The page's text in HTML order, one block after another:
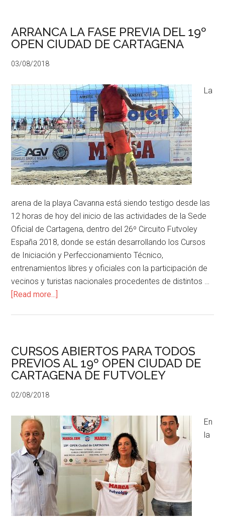
ARRANCA LA FASE PREVIA DEL 19º
OPEN CIUDAD DE CARTAGENA
03/08/2018
La
arena de la playa Cavanna está siendo testigo desde las
12 horas de hoy del inicio de las actividades de la Sede
Oficial de Cartagena, dentro del 26º Circuito Futvoley
España 2018, donde se están desarrollando los Cursos
de Iniciación y Perfeccionamiento Técnico,
entrenamientos libres y oficiales con la participación de
vecinos y turistas nacionales procedentes de distintos …
[Read more...]
CURSOS ABIERTOS PARA TODOS
PREVIOS AL 19º OPEN CIUDAD DE
CARTAGENA DE FUTVOLEY
02/08/2018
En
la